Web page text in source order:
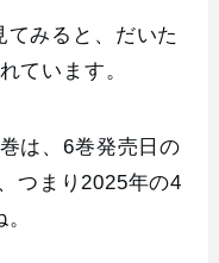
みると、だいた
ています。
は、6巻発売日の
つまり2025年の4